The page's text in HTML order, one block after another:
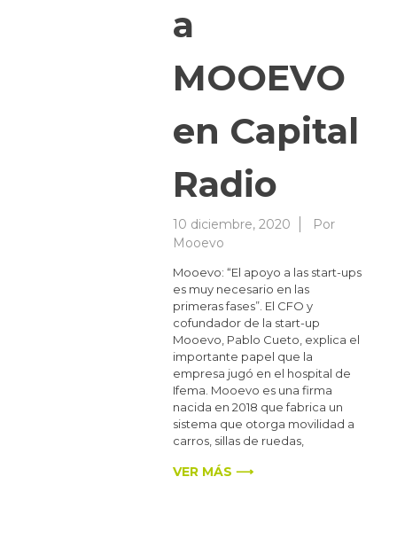
a
MOOEVO
en Capital
Radio
10 diciembre, 2020
Por
Mooevo
Mooevo: “El apoyo a las start-ups
es muy necesario en las
primeras fases”. El CFO y
cofundador de la start-up
Mooevo, Pablo Cueto, explica el
importante papel que la
empresa jugó en el hospital de
Ifema. Mooevo es una firma
nacida en 2018 que fabrica un
sistema que otorga movilidad a
carros, sillas de ruedas,
VER MÁS ⟶